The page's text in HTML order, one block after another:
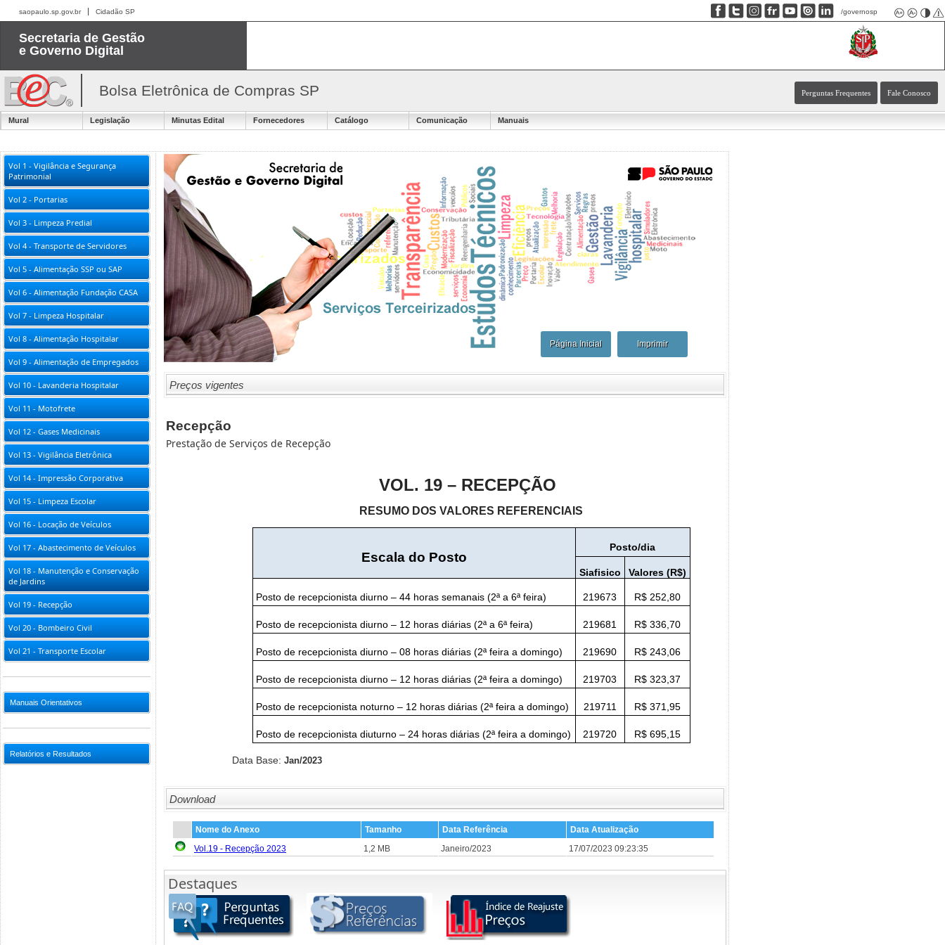
saopaulo.sp.gov.br Cidadão SP /governosp
Secretaria de Gestão
e Governo Digital
Bolsa Eletrônica de Compras SP Perguntas Frequentes Fale Conosco
Mural Legislação Minutas Edital Fornecedores Catálogo Comunicação Manuais
Vol 1 - Vigilância e Segurança
Patrimonial
Vol 2 - Portarias
Vol 3 - Limpeza Predial
Vol 4 - Transporte de Servidores
Vol 5 - Alimentação SSP ou SAP
Vol 6 - Alimentação Fundação CASA
Vol 7 - Limpeza Hospitalar
Vol 8 - Alimentação Hospitalar
Vol 9 - Alimentação de Empregados
Vol 10 - Lavanderia Hospitalar
Vol 11 - Motofrete
Vol 12 - Gases Medicinais
Vol 13 - Vigilância Eletrônica
Vol 14 - Impressão Corporativa
Vol 15 - Limpeza Escolar
Vol 16 - Locação de Veículos
Vol 17 - Abastecimento de Veículos
Vol 18 - Manutenção e Conservação
de Jardins
Vol 19 - Recepção
Vol 20 - Bombeiro Civil
Vol 21 - Transporte Escolar
Manuais Orientativos
Relatórios e Resultados
Preços vigentes
Recepção
Prestação de Serviços de Recepção
VOL. 19 – RECEPÇÃO
RESUMO DOS VALORES REFERENCIAIS
Escala do Posto
Posto/dia
Siafisico Valores (R$)
Posto de recepcionista diurno – 44 horas semanais (2ª a 6ª feira) 219673 R$ 252,80
Posto de recepcionista diurno – 12 horas diárias (2ª a 6ª feira) 219681 R$ 336,70
Posto de recepcionista diurno – 08 horas diárias (2ª feira a domingo) 219690 R$ 243,06
Posto de recepcionista diurno – 12 horas diárias (2ª feira a domingo) 219703 R$ 323,37
Posto de recepcionista noturno – 12 horas diárias (2ª feira a domingo) 219711 R$ 371,95
Posto de recepcionista diuturno – 24 horas diárias (2ª feira a domingo) 219720 R$ 695,15
Data Base: Jan/2023
Download
Nome do Anexo Tamanho Data Referência
Data Atualização
Vol.19 - Recepção 2023
1,2 MB Janeiro/2023 17/07/2023 09:23:35
Destaques